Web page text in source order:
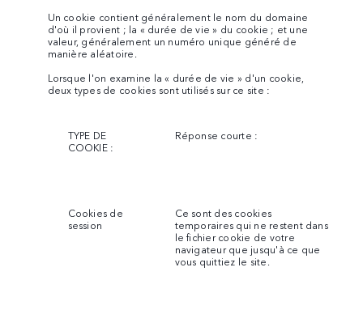
Un cookie contient généralement le nom du domaine
d'où il provient ; la « durée de vie » du cookie ; et une
valeur, généralement un numéro unique généré de
manière aléatoire.
Lorsque l'on examine la « durée de vie » d'un cookie,
deux types de cookies sont utilisés sur ce site :
TYPE DE
COOKIE :
Réponse courte :
Cookies de
session
Ce sont des cookies
temporaires qui ne restent dans
le fichier cookie de votre
navigateur que jusqu'à ce que
vous quittiez le site.